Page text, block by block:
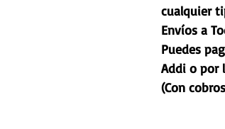
cualquier
Envíos a
Puedes
Addi o por
(Con